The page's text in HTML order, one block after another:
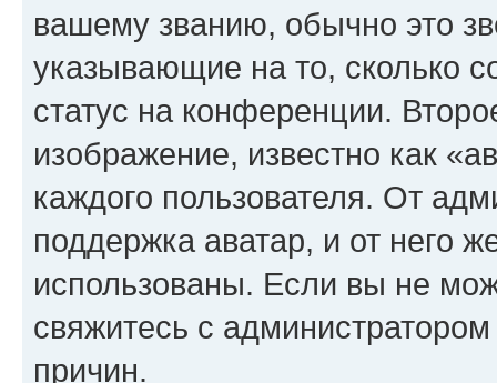
вашему званию, обычно это
указывающие на то, сколько
статус на конференции.
изображение, известно как
каждого пользователя. От
поддержка аватар, и от него
использованы. Если вы не
свяжитесь с
причин.